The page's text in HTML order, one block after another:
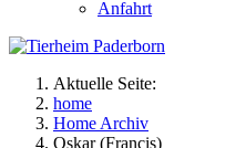
Anfahrt
Aktuelle Seite:
home
Home Archiv
Oskar (Francis)